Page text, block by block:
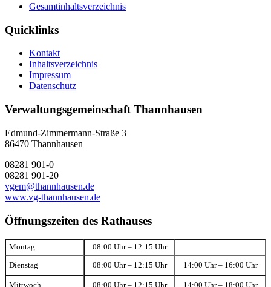
Gesamtinhaltsverzeichnis
Quicklinks
Kontakt
Inhaltsverzeichnis
Impressum
Datenschutz
Verwaltungsgemeinschaft Thannhausen
Edmund-Zimmermann-Straße 3
86470 Thannhausen
08281 901-0
08281 901-20
vgem@thannhausen.de
www.vg-thannhausen.de
Öffnungszeiten des Rathauses
Montag 08:00 Uhr – 12:15 Uhr
Dienstag 08:00 Uhr – 12:15 Uhr 14:00 Uhr – 16:00 Uhr